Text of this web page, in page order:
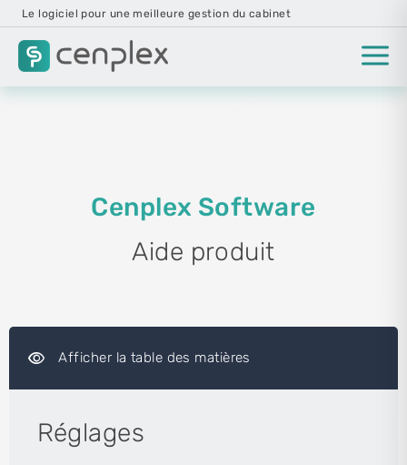
Le logiciel pour une meilleure gestion du cabinet
Cenplex Software
Aide produit
visibility Afficher la table des matières
Réglages